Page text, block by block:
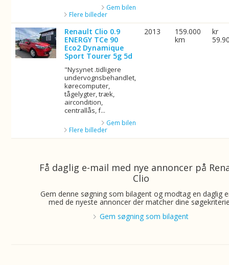
Gem bilen
Flere billeder
Renault Clio 0.9
ENERGY TCe 90
Eco2 Dynamique
Sport Tourer 5g 5d
"Nysynet .tidligere
undervognsbehandlet,
kørecomputer,
tågelygter, træk,
aircondition,
centrallås, f...
Gem bilen
Flere billeder
2013
159.000
km
kr
Få daglig e-mail med nye annoncer på
Clio
Gem denne søgning som bilagent og modtag en daglig
med de nyeste annoncer der matcher dine
Gem søgning som bilagent